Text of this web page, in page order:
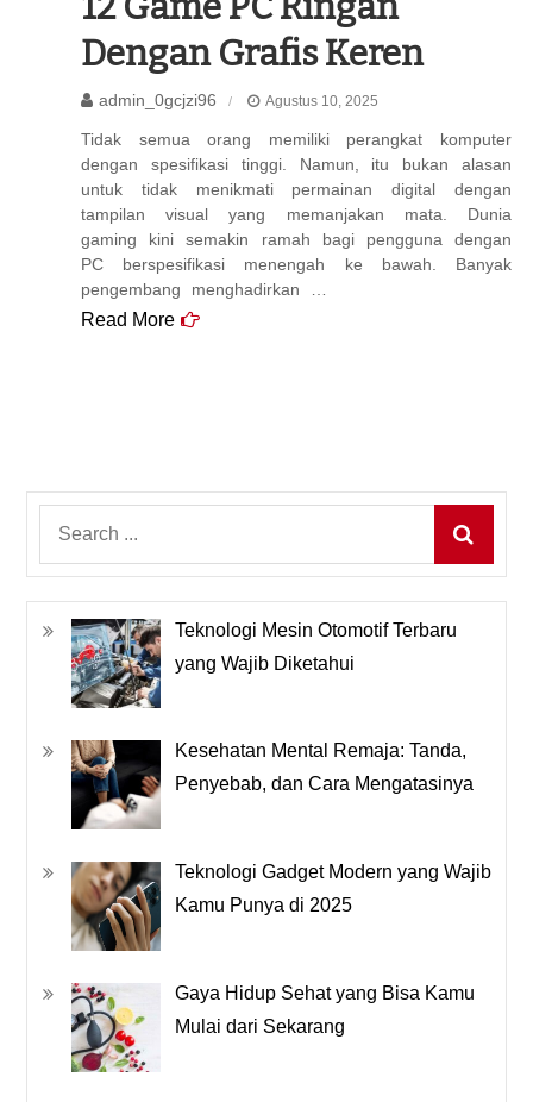
Dengan Grafis Keren
admin_0gcjzi96 Agustus 10, 2025
Tidak semua orang memiliki perangkat komputer
dengan spesifikasi tinggi. Namun, itu bukan alasan
untuk tidak menikmati permainan digital dengan
tampilan visual yang memanjakan mata. Dunia
gaming kini semakin ramah bagi pengguna dengan
PC berspesifikasi menengah ke bawah. Banyak
pengembang menghadirkan …
Read More
Teknologi Mesin Otomotif Terbaru
yang Wajib Diketahui
Kesehatan Mental Remaja: Tanda,
Penyebab, dan Cara Mengatasinya
Teknologi Gadget Modern yang Wajib
Kamu Punya di 2025
Gaya Hidup Sehat yang Bisa Kamu
Mulai dari Sekarang